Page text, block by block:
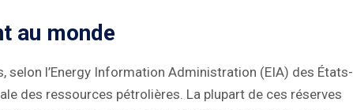
au monde
selon l’Energy Information Administration (EIA) des États-
des ressources pétrolières. La plupart de ces réserves